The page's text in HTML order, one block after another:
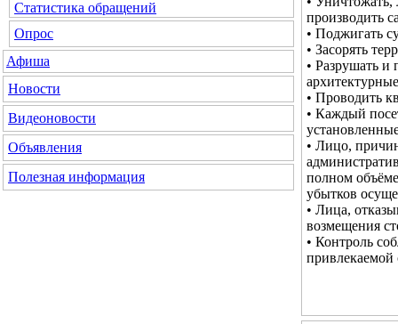
Статистика обращений
Опрос
Афиша
Новости
Видеоновости
Объявления
Полезная информация
производить
• Поджигать
• Засорять
• Разрушать
• Проводить
• Каждый
• Лицо,
полном
убытков
• Лица,
возмещения
• Контроль
привлекаемой